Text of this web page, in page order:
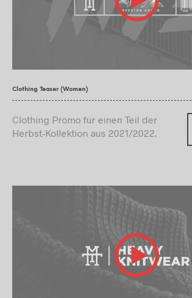
Clothing Teaser (Women)
Clothing Promo fur einen Teil der
Herbst-Kollektion aus 2021/2022.